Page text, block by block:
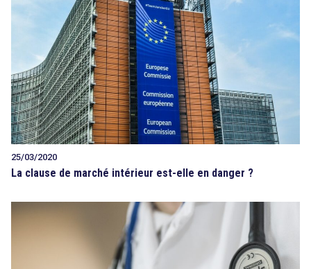
25/03/2020
La clause de marché intérieur est-elle en danger ?